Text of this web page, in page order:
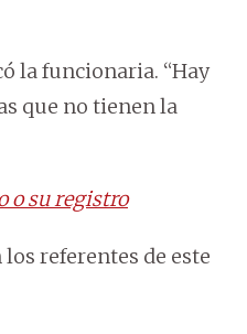
la funcionaria. “Hay
que no tienen la
o su registro
referentes de este